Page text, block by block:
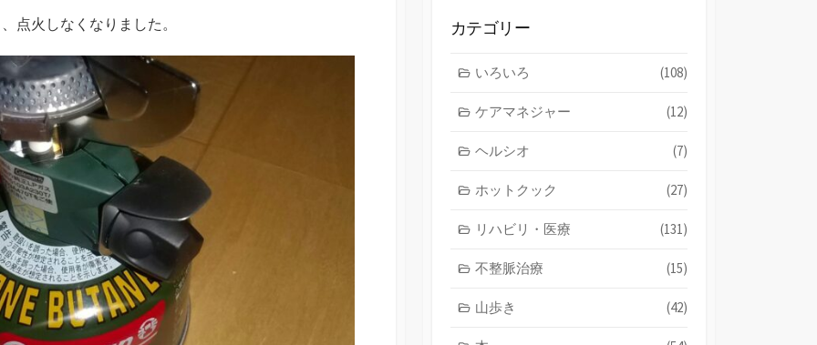
点火しなくなりました。
記
カテゴリー
いろいろ (108)
ケアマネジャー (12)
ヘルシオ (7)
ホットクック (27)
リハビリ・医療 (131)
不整脈治療 (15)
山歩き (42)